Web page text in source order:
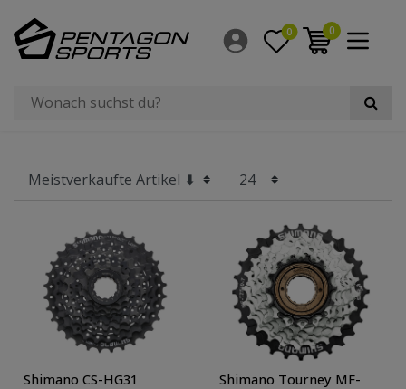
0 0
Filter
×
Shimano CS-HG31
Shimano Tourney MF-